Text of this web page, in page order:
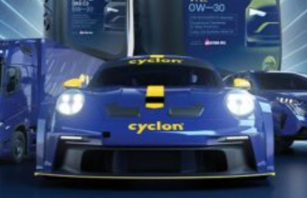
ATF S-DCT
Πλήρως συνθετικό υγρό αυτόματων κιβωτίων